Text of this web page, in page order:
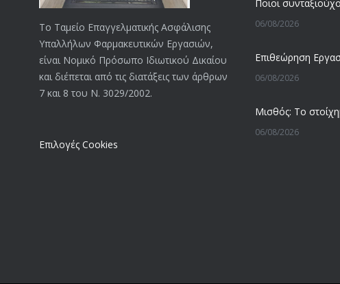
Το Ταμείο Επαγγελματικής Ασφάλισης
Υπαλλήλων Φαρμακευτικών Εργασιών,
είναι Νομικό Πρόσωπο Ιδιωτικού Δικαίου
και διέπεται από τις διατάξεις των άρθρων
7 και 8 του Ν. 3029/2002.
Επιλογές Cookies
06/08/2026
06/08/2026
06/08/2026